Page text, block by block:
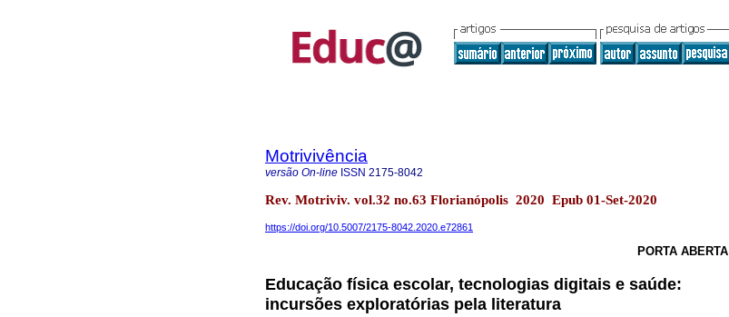
Motrivivência
versão On-line ISSN 2175-8042
Rev. Motriviv. vol.32 no.63 Florianópolis 2020 Epub 01-Set-2020
https://doi.org/10.5007/2175-8042.2020.e72861
PORTA ABERTA
Educação física escolar, tecnologias digitais e saúde:
incursões exploratórias pela literatura